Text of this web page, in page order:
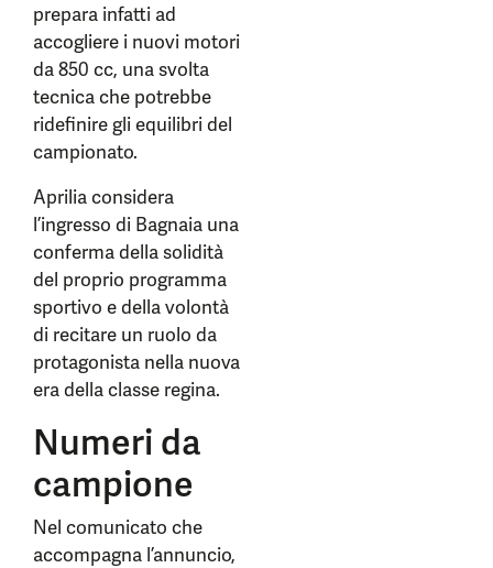
prepara infatti ad
accogliere i nuovi motori
da 850 cc, una svolta
tecnica che potrebbe
ridefinire gli equilibri del
campionato.
Aprilia considera
l’ingresso di Bagnaia una
conferma della solidità
del proprio programma
sportivo e della volontà
di recitare un ruolo da
protagonista nella nuova
era della classe regina.
Numeri da
campione
Nel comunicato che
accompagna l’annuncio,